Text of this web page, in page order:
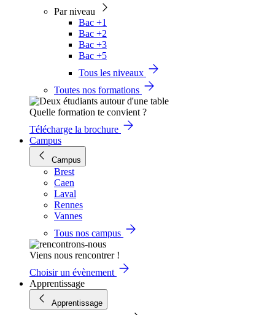
Par niveau
Bac +1
Bac +2
Bac +3
Bac +5
Tous les niveaux
Toutes nos formations
Quelle formation te convient ?
Télécharge la brochure
Campus
Campus
Brest
Caen
Laval
Rennes
Vannes
Tous nos campus
Viens nous rencontrer !
Choisir un évènement
Apprentissage
Apprentissage